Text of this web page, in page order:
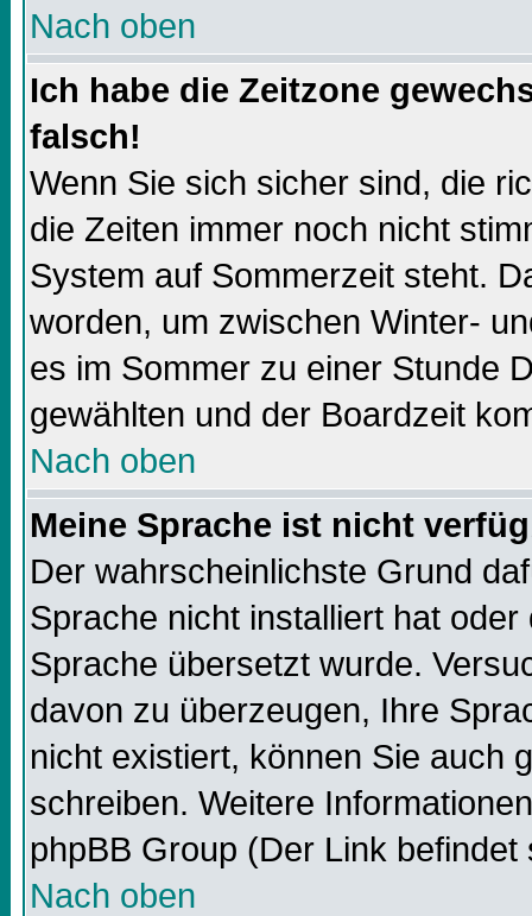
Nach oben
Ich habe die Zeitzone
falsch!
Wenn Sie sich sicher sind, die
die Zeiten immer noch nicht
System auf Sommerzeit steht.
worden, um zwischen Winter-
es im Sommer zu einer Stunde
gewählten und der Boardzeit
Nach oben
Meine Sprache ist nicht
Der wahrscheinlichste Grund
Sprache nicht installiert hat
Sprache übersetzt wurde.
davon zu überzeugen, Ihre
nicht existiert, können Sie auch
schreiben. Weitere
phpBB Group (Der Link
Nach oben